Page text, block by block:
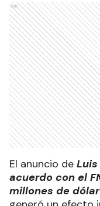
Ads
El anuncio de
acuerdo con el
millones de